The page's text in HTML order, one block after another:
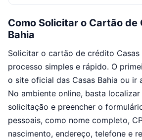
Como Solicitar o Cartão de
Bahia
Solicitar o cartão de crédito Casas
processo simples e rápido. O
o site oficial das Casas Bahia ou ir
No ambiente online, basta
solicitação e preencher o
pessoais, como nome completo,
nascimento, endereço, telefone e